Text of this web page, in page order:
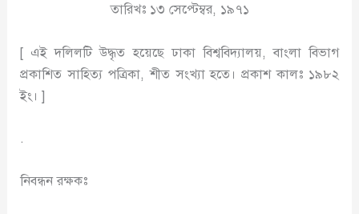
তারিখঃ ১৩ সেপ্টেম্বর, ১৯৭১
[ এই দলিলটি উদ্ধৃত হয়েছে ঢাকা বিশ্ববিদ্যালয়, বাংলা বিভাগ
প্রকাশিত সাহিত্য পত্রিকা, শীত সংখ্যা হতে। প্রকাশ কালঃ ১৯৮২
ইং। ]
.
নিবন্ধন রক্ষকঃ